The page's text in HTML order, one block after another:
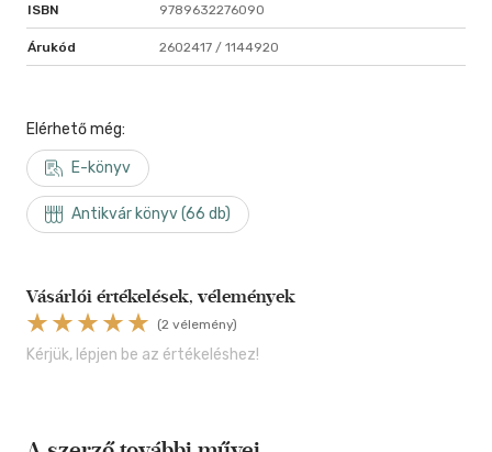
ISBN 9789632276090
Árukód 2602417 / 1144920
Elérhető még:
E-könyv
Antikvár könyv (66 db)
Vásárlói értékelések, vélemények
(2 vélemény)
Kérjük, lépjen be az értékeléshez!